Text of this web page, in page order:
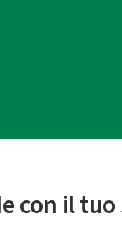
con il